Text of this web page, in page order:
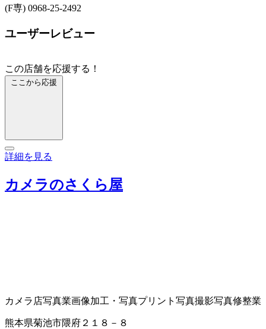
(F専) 0968-25-2492
ユーザーレビュー
この店舗を応援する！
ここから応援
詳細を見る
カメラのさくら屋
カメラ店写真業画像加工・写真プリント 写真撮影写真修整業
熊本県菊池市隈府２１８－８